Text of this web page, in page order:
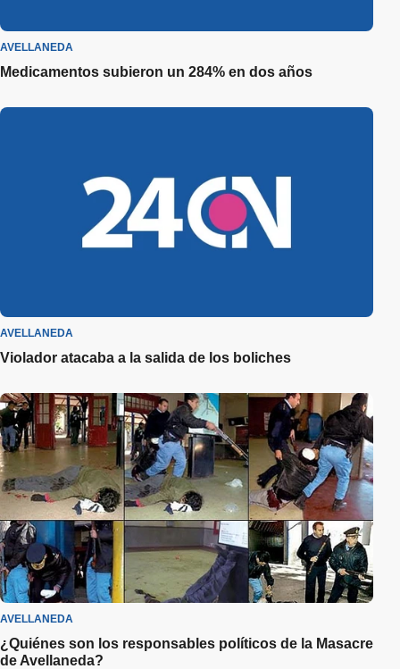
AVELLANEDA
Medicamentos subieron un 284% en dos años
AVELLANEDA
Violador atacaba a la salida de los boliches
AVELLANEDA
¿Quiénes son los responsables políticos de la Masacre
de Avellaneda?